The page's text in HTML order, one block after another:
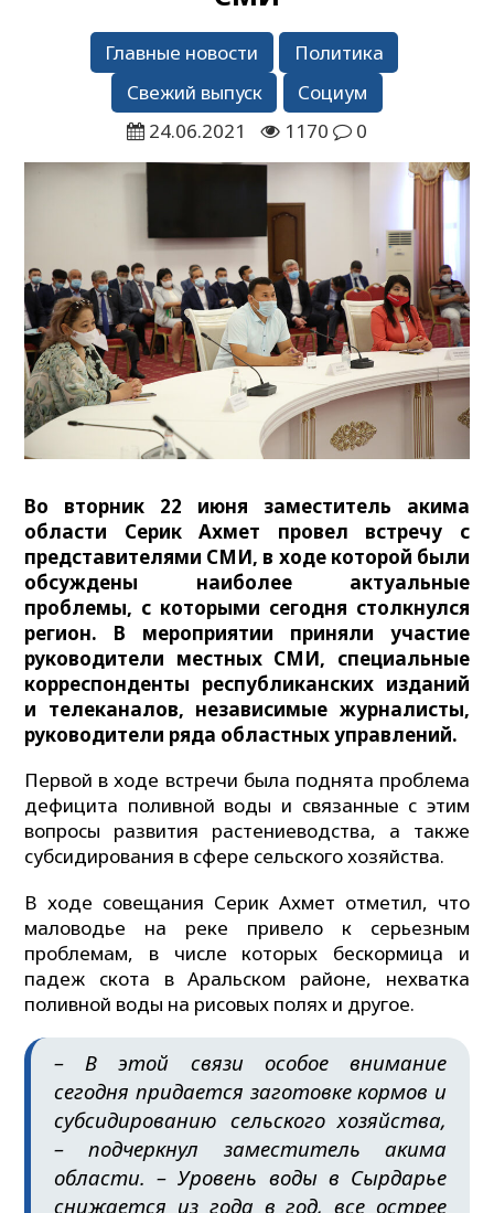
Главные новости
Политика
Свежий выпуск
Социум
24.06.2021
1170 0
Во вторник 22 июня заместитель акима
области Серик Ахмет провел встречу с
представителями СМИ, в ходе которой были
обсуждены наиболее актуальные
проблемы, с которыми сегодня столкнулся
регион. В мероприятии приняли участие
руководители местных СМИ, специальные
корреспонденты республиканских изданий
и телеканалов, независимые журналисты,
руководители ряда областных управлений.
Первой в ходе встречи была поднята проблема
дефицита поливной воды и связанные с этим
вопросы развития растениеводства, а также
субсидирования в сфере сельского хозяйства.
В ходе совещания Серик Ахмет отметил, что
маловодье на реке привело к серьезным
проблемам, в числе которых бескормица и
падеж скота в Аральском районе, нехватка
поливной воды на рисовых полях и другое.
– В этой связи особое внимание
сегодня придается заготовке кормов и
субсидированию сельского хозяйства,
– подчеркнул заместитель акима
области. – Уровень воды в Сырдарье
снижается из года в год, все острее